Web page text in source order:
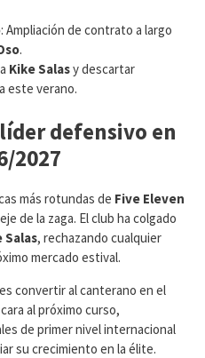
: Ampliación de contrato a largo
.
Kike Salasy descartar
este verano.
defensivo en
2027
más rotundas de Five Eleven
de la zaga. El club ha colgado
Salas, rechazando cualquier
mercado estival.
es convertir al canterano en el
al próximo curso,
de primer nivel internacional
su crecimiento en la élite.